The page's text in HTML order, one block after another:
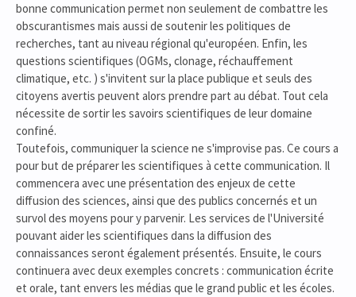
bonne communication permet non seulement de combattre les
obscurantismes mais aussi de soutenir les politiques de
recherches, tant au niveau régional qu'européen. Enfin, les
questions scientifiques (OGMs, clonage, réchauffement
climatique, etc. ) s'invitent sur la place publique et seuls des
citoyens avertis peuvent alors prendre part au débat. Tout cela
nécessite de sortir les savoirs scientifiques de leur domaine
confiné.
Toutefois, communiquer la science ne s'improvise pas. Ce cours a
pour but de préparer les scientifiques à cette communication. Il
commencera avec une présentation des enjeux de cette
diffusion des sciences, ainsi que des publics concernés et un
survol des moyens pour y parvenir. Les services de l'Université
pouvant aider les scientifiques dans la diffusion des
connaissances seront également présentés. Ensuite, le cours
continuera avec deux exemples concrets : communication écrite
et orale, tant envers les médias que le grand public et les écoles.